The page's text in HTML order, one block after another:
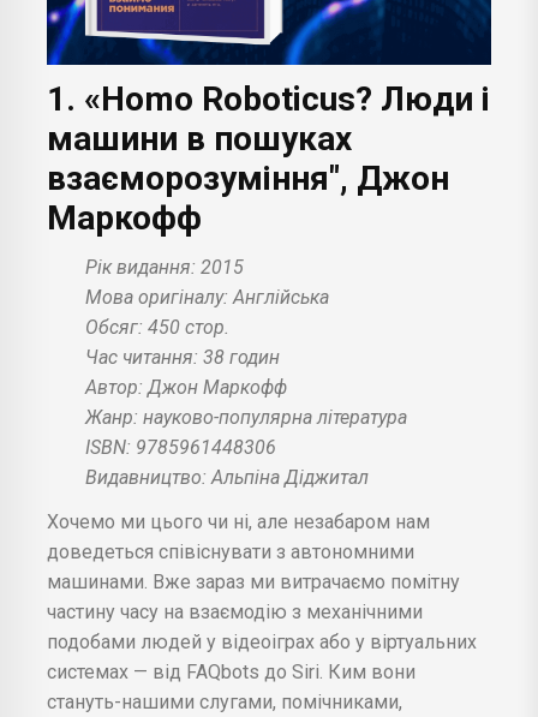
1. «Homo Roboticus? Люди і
машини в пошуках
взаєморозуміння", Джон
Маркофф
Рік видання: 2015
Мова оригіналу: Англійська
Обсяг: 450 стор.
Час читання: 38 годин
Автор: Джон Маркофф
Жанр: науково-популярна література
ISBN: 9785961448306
Видавництво: Альпіна Діджитал
Хочемо ми цього чи ні, але незабаром нам
доведеться співіснувати з автономними
машинами. Вже зараз ми витрачаємо помітну
частину часу на взаємодію з механічними
подобами людей у відеоіграх або у віртуальних
системах — від FAQbots до Siri. Ким вони
стануть-нашими слугами, помічниками,